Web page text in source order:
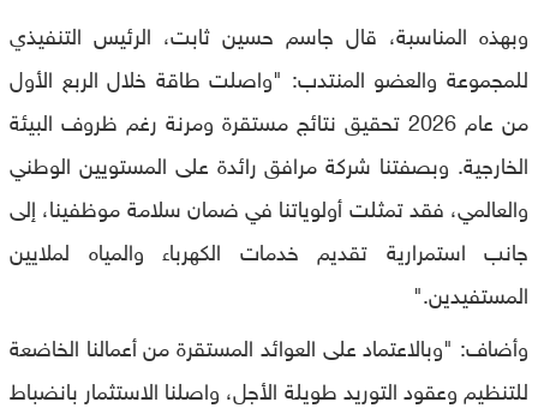
وبهذه المناسبة، قال جاسم حسين ثابت، الرئيس التنفيذي
للمجموعة والعضو المنتدب: "واصلت طاقة خلال الربع الأول
من عام 2026 تحقيق نتائج مستقرة ومرنة رغم ظروف البيئة
الخارجية. وبصفتنا شركة مرافق رائدة على المستويين الوطني
والعالمي، فقد تمثلت أولوياتنا في ضمان سلامة موظفينا، إلى
جانب استمرارية تقديم خدمات الكهرباء والمياه لملايين
المستفيدين."
وأضاف: "وبالاعتماد على العوائد المستقرة من أعمالنا الخاضعة
للتنظيم وعقود التوريد طويلة الأجل، واصلنا الاستثمار بانضباط